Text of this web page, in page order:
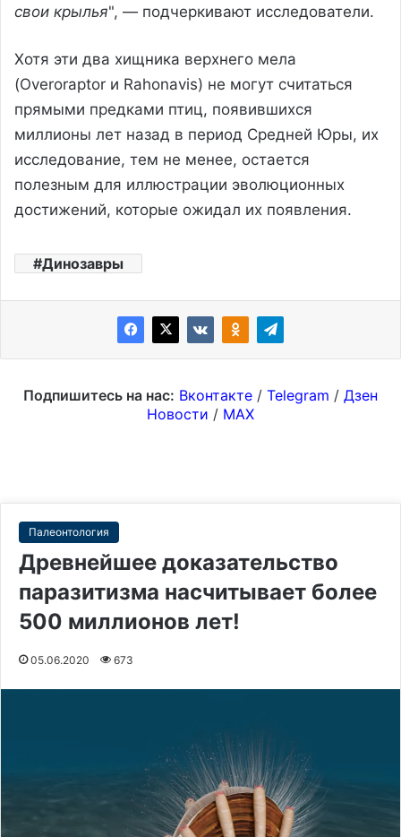
свои крылья", — подчеркивают исследователи.
Хотя эти два хищника верхнего мела
(Overoraptor и Rahonavis) не могут считаться
прямыми предками птиц, появившихся
миллионы лет назад в период Средней Юры, их
исследование, тем не менее, остается
полезным для иллюстрации эволюционных
достижений, которые ожидал их появления.
Динозавры
Подпишитесь на нас: Вконтакте / Telegram / Дзен
Новости / MAX